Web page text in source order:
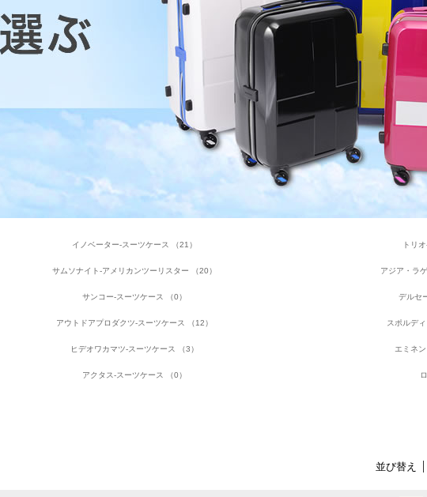
イノベーター-スーツケース （21） トリ
サムソナイト-アメリカンツーリスター （20） アジア・ラ
サンコー-スーツケース （0） デルセ
アウトドアプロダクツ-スーツケース （12） スポルデ
ヒデオワカマツ-スーツケース （3） エミネ
アクタス-スーツケース （0）
並び替え